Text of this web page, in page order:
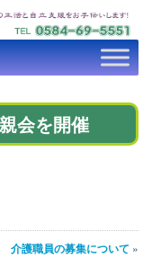
会を開催
介護職員の募集について »